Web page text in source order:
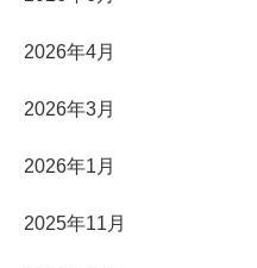
2026年4月
2026年3月
2026年1月
2025年11月